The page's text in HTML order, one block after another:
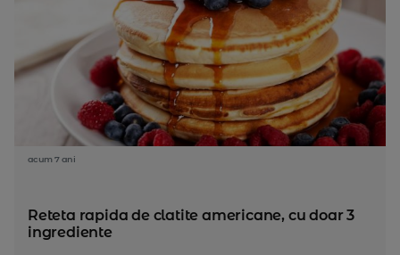
acum 7 ani
Reteta rapida de clatite americane, cu doar 3
ingrediente